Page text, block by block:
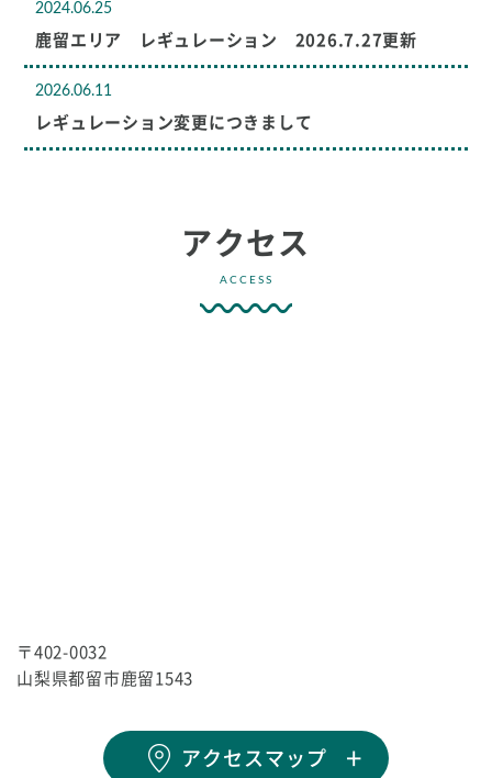
2024.06.25
鹿留エリア レギュレーション 2026.7.27更新
2026.06.11
レギュレーション変更につきまして
アクセス
ACCESS
〒402-0032
山梨県都留市鹿留1543
アクセスマップ